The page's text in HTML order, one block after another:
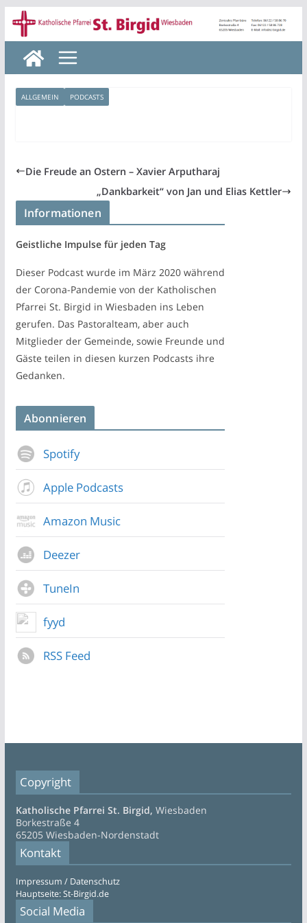
Zum
Inhalt
springen
ALLGEMEIN PODCASTS
Die Freude an Ostern – Xavier Arputharaj
„Dankbarkeit“ von Jan und Elias Kettler
Informationen
Geistliche Impulse für jeden Tag
Dieser Podcast wurde im März 2020 während
der Corona-Pandemie von der Katholischen
Pfarrei St. Birgid in Wiesbaden ins Leben
gerufen. Das Pastoralteam, aber auch
Mitglieder der Gemeinde, sowie Freunde und
Gäste teilen in diesen kurzen Podcasts ihre
Gedanken.
Abonnieren
Spotify
Apple Podcasts
Amazon Music
Deezer
TuneIn
fyyd
RSS Feed
Copyright
Katholische Pfarrei St. Birgid, Wiesbaden
Borkestraße 4
65205 Wiesbaden-Nordenstadt
Kontakt
Impressum / Datenschutz
Hauptseite: St-Birgid.de
Social Media